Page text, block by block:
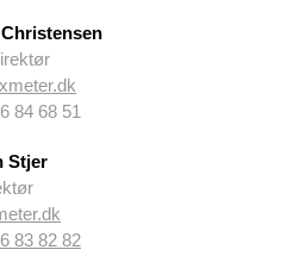
84 68 51
Stjer
83 82 82